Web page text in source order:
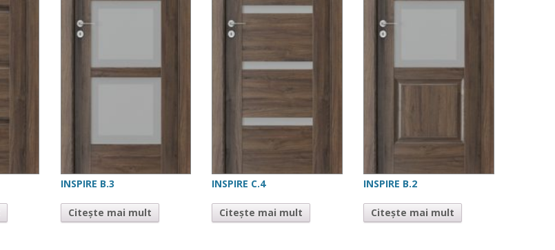
INSPIRE B.3
Citește mai mult
INSPIRE C.4
Citește mai mult
INSPIRE B.2
Citește mai mult